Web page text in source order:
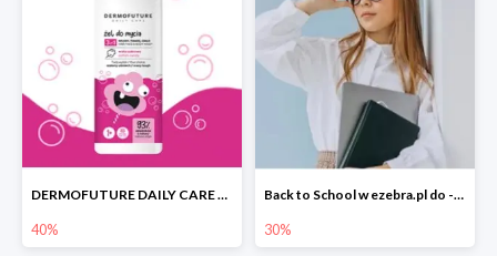
DERMOFUTURE DAILY CARE żel do mycia 3w1 dla dzieci
40%
Back to School w ezebra.pl do -30%
30%